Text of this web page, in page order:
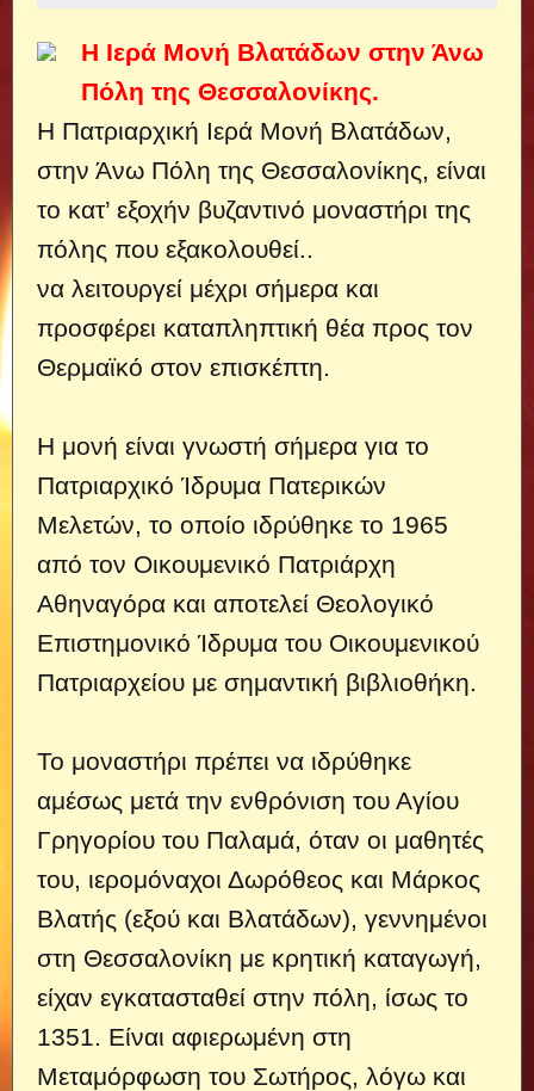
Η Ιερά Μονή Βλατάδων στην Άνω
Πόλη της Θεσσαλονίκης.
H Πατριαρχική Ιερά Μονή Βλατάδων,
στην Άνω Πόλη της Θεσσαλονίκης, είναι
το κατ’ εξοχήν βυζαντινό μοναστήρι της
πόλης που εξακολουθεί..
να λειτουργεί μέχρι σήμερα και
προσφέρει καταπληπτική θέα προς τον
Θερμαϊκό στον επισκέπτη.
Η μονή είναι γνωστή σήμερα για το
Πατριαρχικό Ίδρυμα Πατερικών
Μελετών, το οποίο ιδρύθηκε το 1965
από τον Οικουμενικό Πατριάρχη
Αθηναγόρα και αποτελεί Θεολογικό
Επιστημονικό Ίδρυμα του Οικουμενικού
Πατριαρχείου με σημαντική βιβλιοθήκη.
Το μοναστήρι πρέπει να ιδρύθηκε
αμέσως μετά την ενθρόνιση του Αγίου
Γρηγορίου του Παλαμά, όταν οι μαθητές
του, ιερομόναχοι Δωρόθεος και Μάρκος
Βλατής (εξού και Βλατάδων), γεννημένοι
στη Θεσσαλονίκη με κρητική καταγωγή,
είχαν εγκατασταθεί στην πόλη, ίσως το
1351. Είναι αφιερωμένη στη
Μεταμόρφωση του Σωτήρος, λόγω και